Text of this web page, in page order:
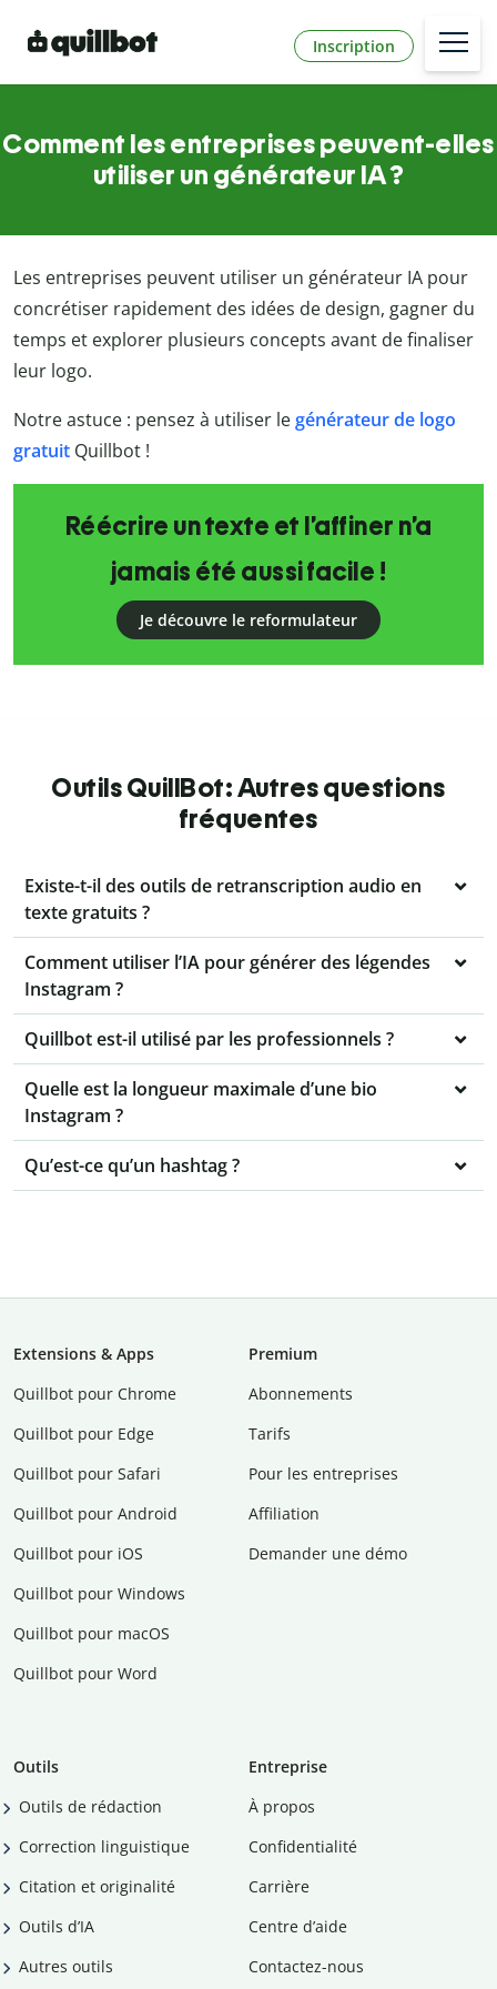
Inscription
Comment les entreprises peuvent-elles
utiliser un générateur IA ?
Les entreprises peuvent utiliser un générateur IA pour
concrétiser rapidement des idées de design, gagner du
temps et explorer plusieurs concepts avant de finaliser
leur logo.
Notre astuce : pensez à utiliser legénérateur de logo
gratuit Quillbot !
Réécrire un texte et l’affiner n’a
jamais été aussi facile !
Je découvre le reformulateur
Outils QuillBot: Autres questions
fréquentes
Existe-t-il des outils de retranscription audio en
texte gratuits ?
Comment utiliser l’IA pour générer des légendes
Instagram ?
Quillbot est-il utilisé par les professionnels ?
Quelle est la longueur maximale d’une bio
Instagram ?
Qu’est-ce qu’un hashtag ?
Extensions & Apps
Quillbot pour Chrome
Quillbot pour Edge
Quillbot pour Safari
Quillbot pour Android
Quillbot pour iOS
Quillbot pour Windows
Quillbot pour macOS
Quillbot pour Word
Premium
Abonnements
Tarifs
Pour les entreprises
Affiliation
Demander une démo
Outils
Outils de rédaction
Correction linguistique
Citation et originalité
Outils d’IA
Autres outils
Entreprise
À propos
Confidentialité
Carrière
Centre d’aide
Contactez-nous